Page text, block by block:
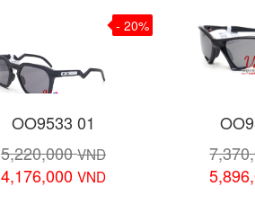
- 20%
OO9533 01
5,220,000VND
4,176,000VND